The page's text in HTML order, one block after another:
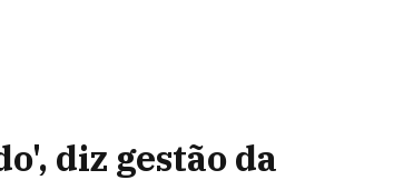
diz gestão da